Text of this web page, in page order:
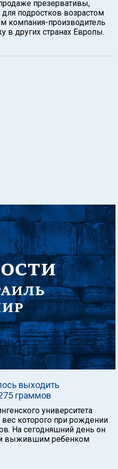
презервативы,
подростков возрастом
компания-производитель
в других странах Европы.
выходить
граммов
университета
которого при рождении
На сегодняшний день он
выжившим ребенком